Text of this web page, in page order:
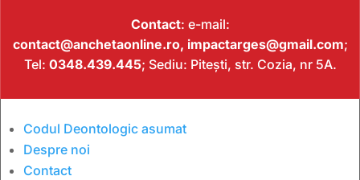
Contact: e-mail:
contact@anchetaonline.ro, impactarges@gmail.com;
Tel: 0348.439.445; Sediu: Pitești, str. Cozia, nr 5A.
Codul Deontologic asumat
Despre noi
Contact